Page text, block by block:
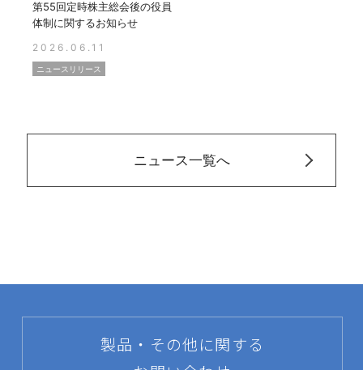
第55回定時株主総会後の役員
体制に関するお知らせ
2026.06.11
ニュースリリース
ニュース一覧へ
製品・その他に関する